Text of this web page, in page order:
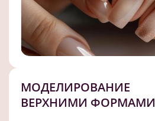
МОДЕЛИРОВАНИЕ
ВЕРХНИМИ ФОРМАМИ